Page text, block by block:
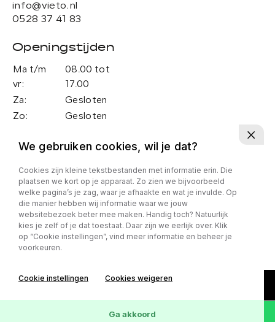
info@vieto.nl
0528 37 41 83
Openingstijden
Ma t/m
vr:
08.00 tot
17.00
Za:
Gesloten
Zo:
Gesloten
Adres
Nijverheidsweg 40
7921 JJ Zuidwolde
Privacy policy
We gebruiken cookies, wil je dat?
Cookies zijn kleine tekstbestanden met informatie erin. Die
plaatsen we kort op je apparaat. Zo zien we bijvoorbeeld
welke pagina’s je zag, waar je afhaakte en wat je invulde. Op
die manier hebben wij informatie waar we jouw
websitebezoek beter mee maken. Handig toch? Natuurlijk
kies je zelf of je dat toestaat. Daar zijn we eerlijk over. Klik
op “Cookie instellingen”, vind meer informatie en beheer je
voorkeuren.
Cookie instellingen Cookies weigeren
Ga akkoord